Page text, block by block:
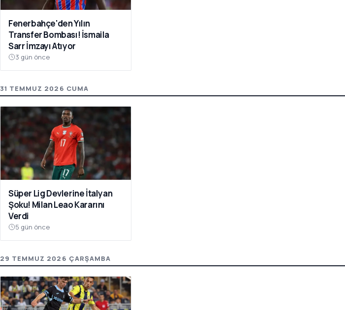
Fenerbahçe'den Yılın
Transfer Bombası! İsmaila
Sarr İmzayı Atıyor
3 gün önce
31 TEMMUZ 2026 CUMA
Süper Lig Devlerine İtalyan
Şoku! Milan Leao Kararını
Verdi
5 gün önce
29 TEMMUZ 2026 ÇARŞAMBA